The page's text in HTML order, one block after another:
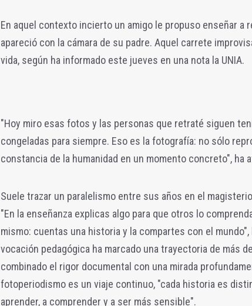
En aquel contexto incierto un amigo le propuso enseñar a
apareció con la cámara de su padre. Aquel carrete
vida, según ha informado este jueves en una nota la UNIA.
"Hoy miro esas fotos y las personas que retraté siguen
congeladas para siempre. Eso es la fotografía: no sólo
constancia de la humanidad en un momento concreto", ha
Suele trazar un paralelismo entre sus años en el
"En la enseñanza explicas algo para que otros lo
mismo: cuentas una historia y la compartes con el mundo",
vocación pedagógica ha marcado una trayectoria de más
combinado el rigor documental con una mirada
fotoperiodismo es un viaje continuo, "cada historia es
aprender, a comprender y a ser más sensible".